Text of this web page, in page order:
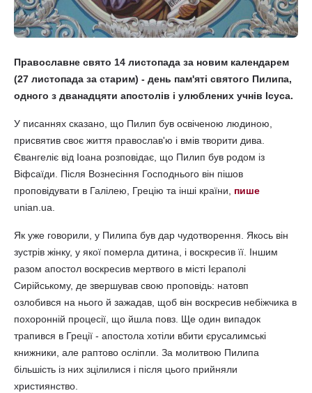
Православне свято 14 листопада за новим календарем
(27 листопада за старим) - день пам'яті святого Пилипа,
одного з дванадцяти апостолів і улюблених учнів Ісуса.
У писаннях сказано, що Пилип був освіченою людиною,
присвятив своє життя православ'ю і вмів творити дива.
Євангеліє від Іоана розповідає, що Пилип був родом із
Віфсаїди. Після Вознесіння Господнього він пішов
проповідувати в Галілею, Грецію та інші країни, пише
unian.ua.
Як уже говорили, у Пилипа був дар чудотворення. Якось він
зустрів жінку, у якої померла дитина, і воскресив її. Іншим
разом апостол воскресив мертвого в місті Ієраполі
Сирійському, де звершував свою проповідь: натовп
озлобився на нього й зажадав, щоб він воскресив небіжчика в
похоронній процесії, що йшла повз. Ще один випадок
трапився в Греції - апостола хотіли вбити єрусалимські
книжники, але раптово осліпли. За молитвою Пилипа
більшість із них зцілилися і після цього прийняли
християнство.